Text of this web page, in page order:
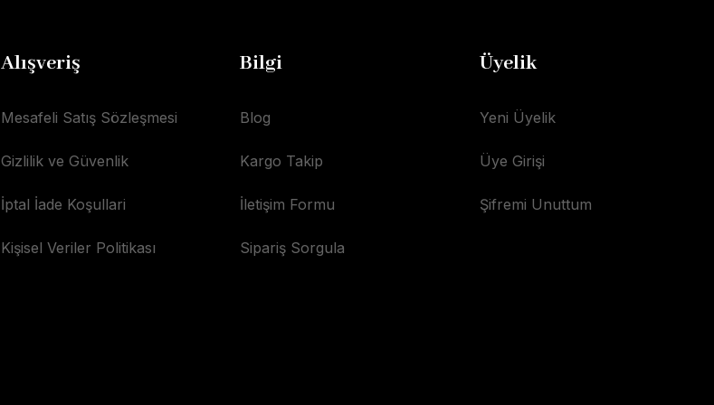
Alışveriş
Mesafeli Satış Sözleşmesi
Gizlilik ve Güvenlik
İptal İade Koşullari
Kişisel Veriler Politikası
Bilgi
Blog
Kargo Takip
İletişim Formu
Sipariş Sorgula
Üyelik
Yeni Üyelik
Üye Girişi
Şifremi Unuttum